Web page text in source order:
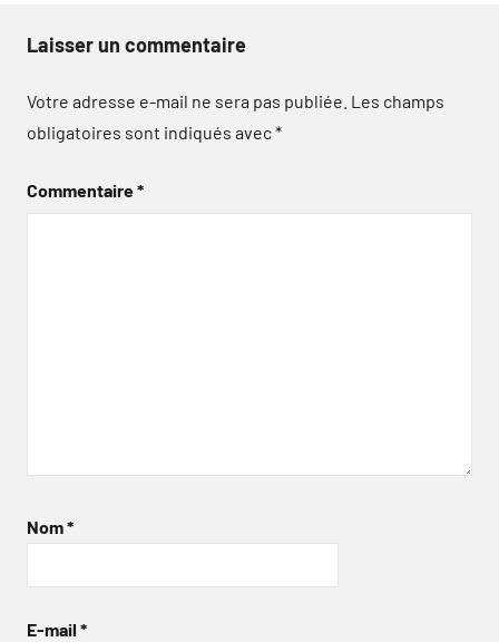
Laisser un commentaire
Votre adresse e-mail ne sera pas publiée. Les champs
obligatoires sont indiqués avec*
Commentaire*
Nom*
E-mail *